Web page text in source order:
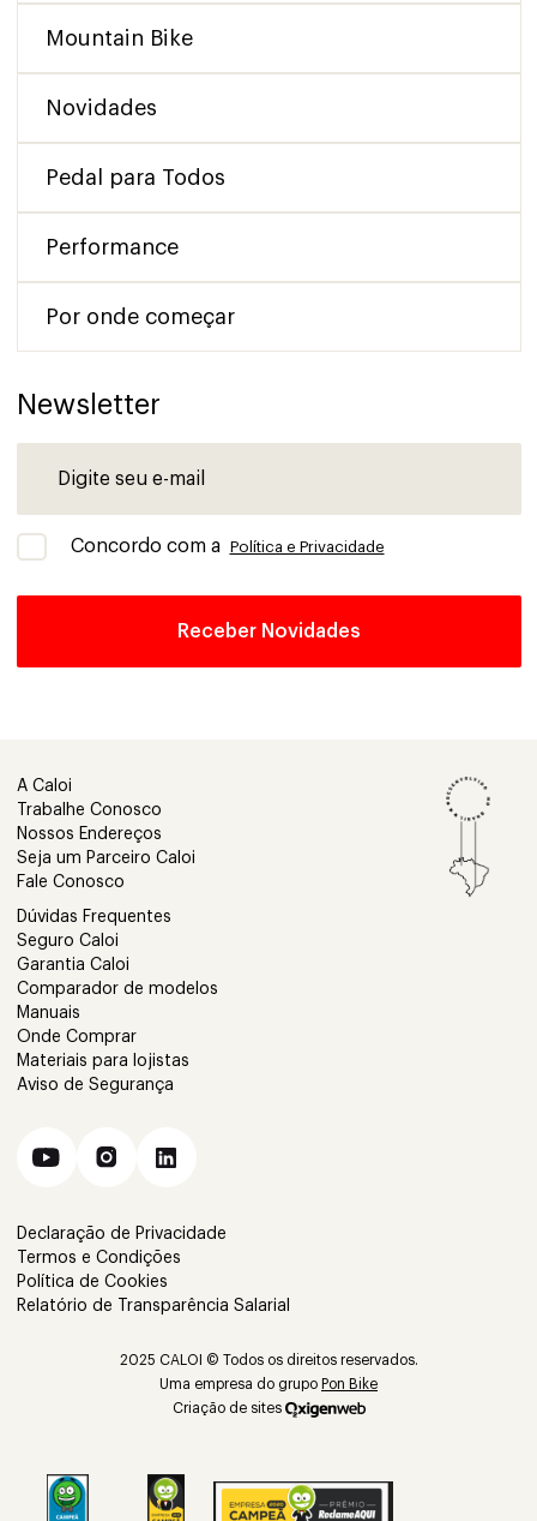
Mountain Bike
Novidades
Pedal para Todos
Performance
Por onde começar
Newsletter
Concordo com a Política e Privacidade
A Caloi
Trabalhe Conosco
Nossos Endereços
Seja um Parceiro Caloi
Fale Conosco
Dúvidas Frequentes
Seguro Caloi
Garantia Caloi
Comparador de modelos
Manuais
Onde Comprar
Materiais para lojistas
Aviso de Segurança
Declaração de Privacidade
Termos e Condições
Política de Cookies
Relatório de Transparência Salarial
2025 CALOI © Todos os direitos reservados.
Uma empresa do grupo Pon Bike
Criação de sites